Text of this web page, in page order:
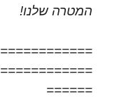
המטרה שלנו!
======